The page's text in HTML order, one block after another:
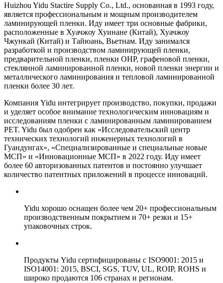
Huizhou Yidu Stactire Supply Co., Ltd., основанная в 1993 году,
является профессиональным и мощным производителем
ламинирующей пленки. Иду имеет три основные фабрики,
расположенные в Хуачжоу Хуинане (Китай), Хуачжоу
Чжункай (Китай) и Тайюань, Вьетнам. Иду занимался
разработкой и производством ламинирующей пленки,
предварительной пленки, пленки OHP, графеновой пленки,
стеклянной ламинированной пленки, новой пленки энергии и
металлического ламинирования и тепловой ламинированной
пленки более 30 лет.
Компания Yidu интегрирует производство, покупки, продажи
и уделяет особое внимание технологическим инновациям и
исследованиям пленки с ламинированным ламинированием
PET. Yidu был одобрен как «Исследовательский центр
технических технологий инженерных технологий в
Гуандунгах», «Специализированные и специальные новые
МСП» и «Инновационные МСП» в 2022 году. Иду имеет
более 60 авторизованных патентов и постоянно улучшает
количество патентных приложений в процессе инноваций.
Yidu хорошо оснащен более чем 20+ профессиональным
производственным покрытием и 70+ резки и 15+
упаковочных строк.
Продукты Yidu сертифицированы с ISO9001: 2015 и
ISO14001: 2015, BSCI, SGS, TUV, UL, ROIP, ROHS и
широко продаются 106 странах и регионам.